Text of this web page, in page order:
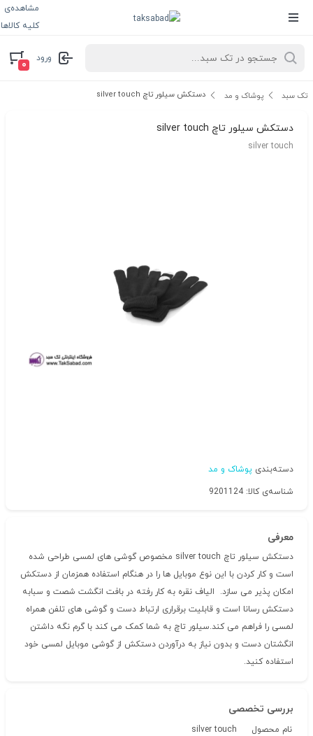
مشاهده‌ی
کلیه کالاها
ورود
۰
تک سبد پوشاک و مد دستکش سیلور تاچ silver touch
دستکش سیلور تاچ silver touch
silver touch
دسته‌بندی پوشاک و مد
شناسه‌ی کالا: 9201124
معرفی
دستکش سیلور تاچ silver touch مخصوص گوشی های لمسی طراحی شده
است و کار کردن با این نوع موبایل ها را در هنگام استفاده همزمان از دستکش
امکان پذیر می سازد. الیاف نقره به کار رفته در بافت انگشت شصت و سبابه
دستکش رسانا است و قابلیت برقراری ارتباط دست و گوشی های تلفن همراه
لمسی را فراهم می کند.سیلور تاچ به شما کمک می کند با گرم نگه داشتن
انگشتان دست و بدون نیاز به درآوردن دستکش از گوشی موبایل لمسی خود
استفاده کنید.
بررسی تخصصی
نام محصول
silver touch